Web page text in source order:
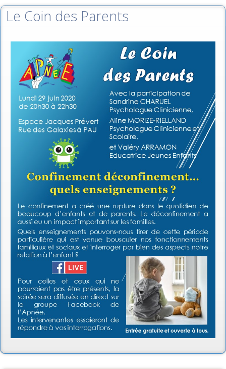
Le Coin des Parents